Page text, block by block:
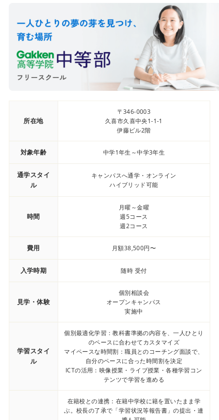
所在地
〒346-0003
久喜市久喜中央1-1-1
伊藤ビル2階
対象年齢 中学1年生～中学3年生
通学スタイ
ル
キャンパスへ通学・オンライン
ハイブリッド可能
時間
月曜～金曜
週5コース
週2コース
費用 月額38,500円〜
入学時期 随時 受付
見学・体験
個別相談会
オープンキャンパス
実施中
学習スタイ
ル
個別最適化学習：教科書準拠の内容を、一人ひとり
のペースに合わせてカスタマイズ
マイペースな時間割：職員とのコーチング面談で、
自分のペースに合った時間割を決定
ICTの活用：映像授業・ライブ授業・各種学習コン
テンツで学習を進める
在籍校との連携：在籍中学校に籍を置いたまま学
ぶ。校長の了承で「学習状況等報告書」の提出・連